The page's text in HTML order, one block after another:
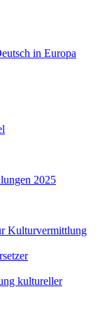
in Europa
2025
Kulturvermittlung
kultureller